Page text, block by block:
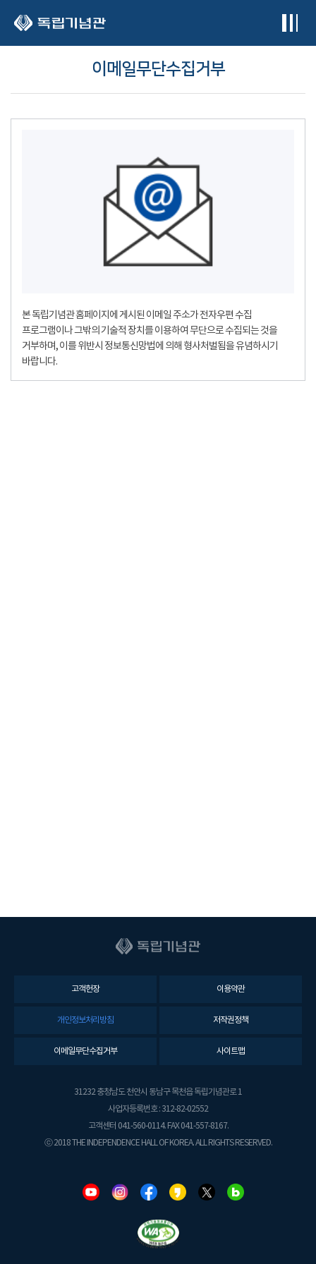
이메일무단수집거부
본 독립기념관 홈페이지에 게시된 이메일 주소가 전자우편 수집
프로그램이나 그밖의 기술적 장치를 이용하여 무단으로 수집되는 것을
거부하며, 이를 위반시 정보통신망법에 의해 형사처벌됨을 유념하시기
바랍니다.
고객헌장 이용약관
개인정보처리방침 저작권정책
이메일무단수집거부 사이트맵
31232 충청남도 천안시 동남구 목천읍 독립기념관로 1
사업자등록번호 : 312-82-02552
고객센터 041-560-0114. FAX 041-557-8167.
ⓒ 2018 THE INDEPENDENCE HALL OF KOREA. ALL RIGHTS RESERVED.